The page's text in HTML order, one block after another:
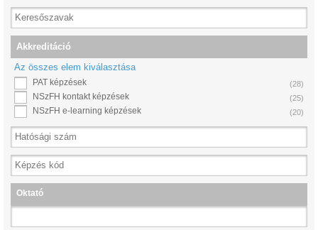
Akkreditáció
Az összes elem kiválasztása
(28)
PAT képzések
(25)
NSzFH kontakt képzések
(20)
NSzFH e-learning képzések
Oktató